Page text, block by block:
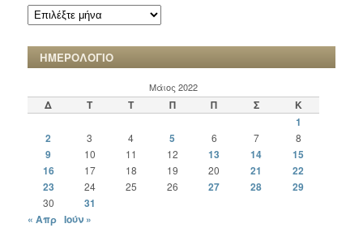
ΑΡΧΕΙΟ
ΧΡΟΝΙΚΩΝ
ΗΜΕΡΟΛΟΓΙΟ
Μάιος 2022
Δ Τ Τ Π Π Σ
Κ
1
2
3 4 5 6 7 8
9 10 11 12 13 14
15
16
17 18 19 20 21
22
23
24 25 26 27 28 29
30
31
« Απρ Ιούν »